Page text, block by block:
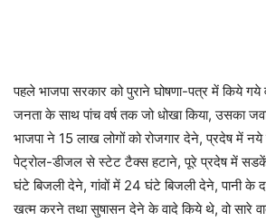
पहले भाजपा सरकार को पुराने घोषणा-पत्र में किये गये
जनता के साथ पांच वर्ष तक जो धोखा किया, उसका
भाजपा ने 15 लाख लोगों को रोजगार देने, प्रदेष में
पेट्रोल-डीजल से स्टेट टैक्स हटाने, पूरे प्रदेष में सडकें
घंटे बिजली देने, गांवों में 24 घंटे बिजली देने, पानी के
खत्म करने तथा सुषासन देने के वादे किये थे, वो सारे